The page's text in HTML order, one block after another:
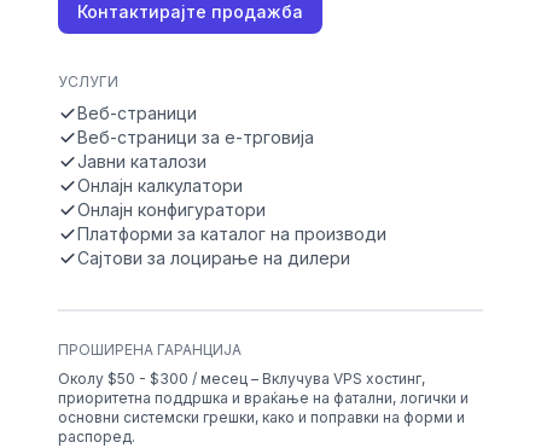
Контактирајте продажба
УСЛУГИ
Веб-страници
Веб-страници за е-трговија
Јавни каталози
Онлајн калкулатори
Онлајн конфигуратори
Платформи за каталог на производи
Сајтови за лоцирање на дилери
ПРОШИРЕНА ГАРАНЦИЈА
Околу $50 - $300 / месец – Вклучува VPS хостинг,
приоритетна поддршка и враќање на фатални, логички и
основни системски грешки, како и поправки на форми и
распоред.